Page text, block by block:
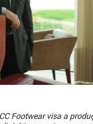
Footwear visa a